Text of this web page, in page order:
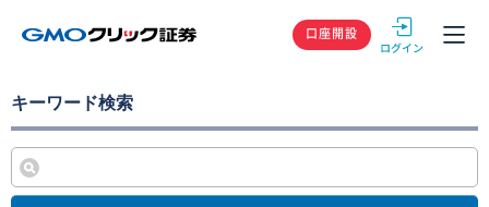
GMOクリック
口座開設
キーワード検索